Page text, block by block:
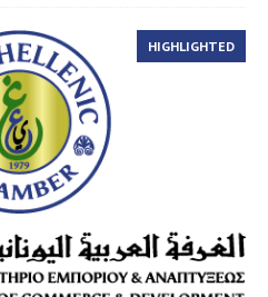
HIGHLIGHTED